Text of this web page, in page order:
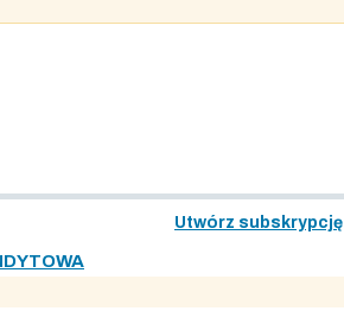
Utwórz subskrypcję